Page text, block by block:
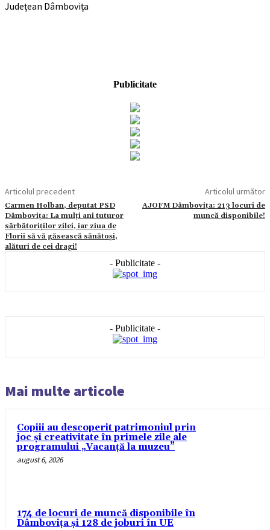
Județean Dâmbovița
Publicitate
Articolul precedent
Carmen Holban, deputat PSD
Dâmbovița: La mulți ani tuturor
sărbătoriților zilei, iar ziua de
Florii să vă găsească sănătoși,
alături de cei dragi!
Articolul următor
AJOFM Dâmbovița: 213 locuri de
muncă disponibile!
- Publicitate -
- Publicitate -
Mai multe articole
Copiii au descoperit patrimoniul prin
joc și creativitate în primele zile ale
programului „Vacanță la muzeu”
august 6, 2026
174 de locuri de muncă disponibile în
Dâmbovița și 128 de joburi în UE